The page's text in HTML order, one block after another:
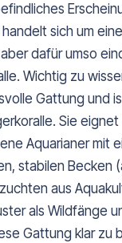
sich um
dafür umso
Wichtig zu
Gattung und
Sie
Aquarianer mit
stabilen Becken
aus
als Wildfänge
Gattung klar zu